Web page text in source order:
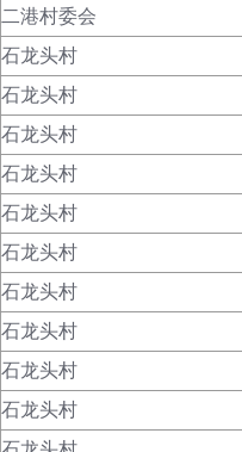
二港村委会
石龙头村
石龙头村
石龙头村
石龙头村
石龙头村
石龙头村
石龙头村
石龙头村
石龙头村
石龙头村